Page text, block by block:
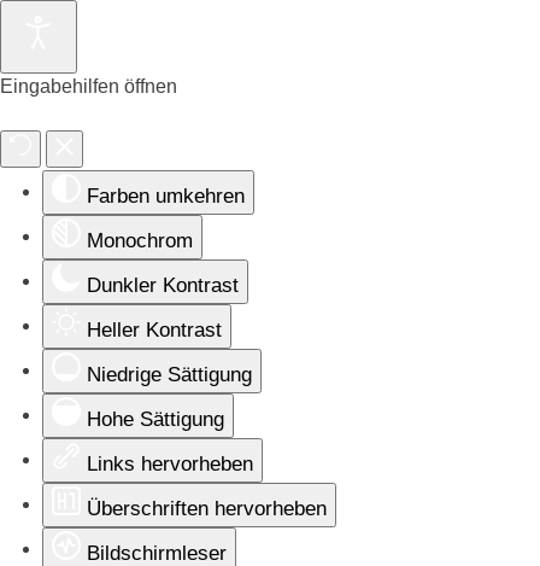
Eingabehilfen öffnen
Farben umkehren
Monochrom
Dunkler Kontrast
Heller Kontrast
Niedrige Sättigung
Hohe Sättigung
Links hervorheben
Überschriften hervorheben
Bildschirmleser